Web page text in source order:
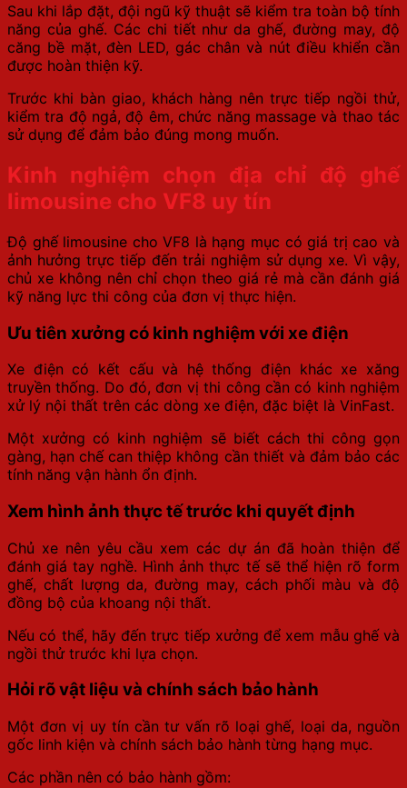
Sau khi lắp đặt, đội ngũ kỹ thuật sẽ kiểm tra toàn bộ tính
năng của ghế. Các chi tiết như da ghế, đường may, độ
căng bề mặt, đèn LED, gác chân và nút điều khiển cần
được hoàn thiện kỹ.
Trước khi bàn giao, khách hàng nên trực tiếp ngồi thử,
kiểm tra độ ngả, độ êm, chức năng massage và thao tác
sử dụng để đảm bảo đúng mong muốn.
Kinh nghiệm chọn địa chỉ độ ghế
limousine cho VF8 uy tín
Độ ghế limousine cho VF8 là hạng mục có giá trị cao và
ảnh hưởng trực tiếp đến trải nghiệm sử dụng xe. Vì vậy,
chủ xe không nên chỉ chọn theo giá rẻ mà cần đánh giá
kỹ năng lực thi công của đơn vị thực hiện.
Ưu tiên xưởng có kinh nghiệm với xe điện
Xe điện có kết cấu và hệ thống điện khác xe xăng
truyền thống. Do đó, đơn vị thi công cần có kinh nghiệm
xử lý nội thất trên các dòng xe điện, đặc biệt là VinFast.
Một xưởng có kinh nghiệm sẽ biết cách thi công gọn
gàng, hạn chế can thiệp không cần thiết và đảm bảo các
tính năng vận hành ổn định.
Xem hình ảnh thực tế trước khi quyết định
Chủ xe nên yêu cầu xem các dự án đã hoàn thiện để
đánh giá tay nghề. Hình ảnh thực tế sẽ thể hiện rõ form
ghế, chất lượng da, đường may, cách phối màu và độ
đồng bộ của khoang nội thất.
Nếu có thể, hãy đến trực tiếp xưởng để xem mẫu ghế và
ngồi thử trước khi lựa chọn.
Hỏi rõ vật liệu và chính sách bảo hành
Một đơn vị uy tín cần tư vấn rõ loại ghế, loại da, nguồn
gốc linh kiện và chính sách bảo hành từng hạng mục.
Các phần nên có bảo hành gồm: